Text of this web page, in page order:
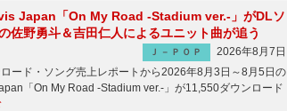
Japan「On My Road -Stadium ver.-」がDLソ
野勇斗＆吉田仁人によるユニット曲が追う
Ｊ－ＰＯＰ
2026年8月7日
ード・ソング売上レポートから2026年8月3日～8月5日の
「On My Road -Stadium ver.-」が11,550ダウンロード